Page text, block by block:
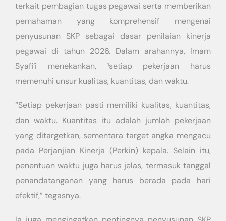
terkait pembagian tugas pegawai serta memberikan
pemahaman yang komprehensif mengenai
penyusunan SKP sebagai dasar penilaian kinerja
pegawai di tahun 2026. Dalam arahannya, Imam
Syafi’i menekankan, ¹setiap pekerjaan harus
memenuhi unsur kualitas, kuantitas, dan waktu.
“Setiap pekerjaan pasti memiliki kualitas, kuantitas,
dan waktu. Kuantitas itu adalah jumlah pekerjaan
yang ditargetkan, sementara target angka mengacu
pada Perjanjian Kinerja (Perkin) kepala. Selain itu,
penentuan waktu juga harus jelas, termasuk tanggal
penandatanganan yang harus berada pada hari
efektif,” tegasnya.